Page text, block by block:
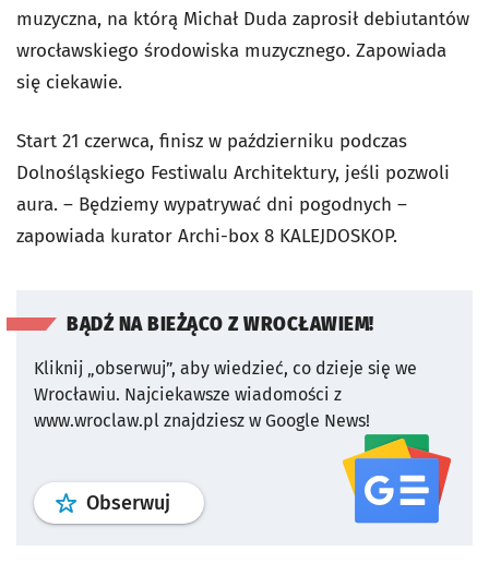
muzyczna, na którą Michał Duda zaprosił debiutantów
wrocławskiego środowiska muzycznego. Zapowiada
się ciekawie.
Start 21 czerwca, finisz w październiku podczas
Dolnośląskiego Festiwalu Architektury, jeśli pozwoli
aura. – Będziemy wypatrywać dni pogodnych –
zapowiada kurator Archi-box 8 KALEJDOSKOP.
BĄDŹ NA BIEŻĄCO Z WROCŁAWIEM!
Kliknij „obserwuj”, aby wiedzieć, co dzieje się we
Wrocławiu. Najciekawsze wiadomości z
www.wroclaw.pl znajdziesz w Google News!
Obserwuj profil serwisu